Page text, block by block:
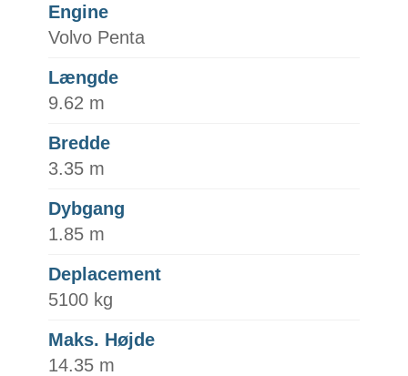
Engine
Volvo Penta
Længde
9.62 m
Bredde
3.35 m
Dybgang
1.85 m
Deplacement
5100 kg
Maks. Højde
14.35 m